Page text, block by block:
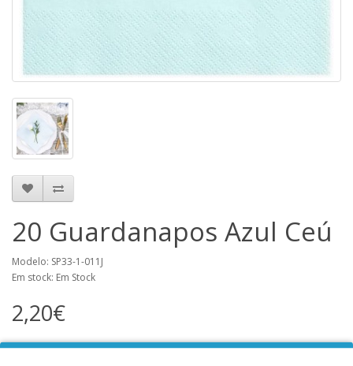
20 Guardanapos Azul Ceú
Modelo: SP33-1-011J
Em stock: Em Stock
2,20€